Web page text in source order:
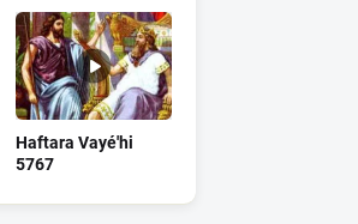
Haftara Vayé'hi
5767